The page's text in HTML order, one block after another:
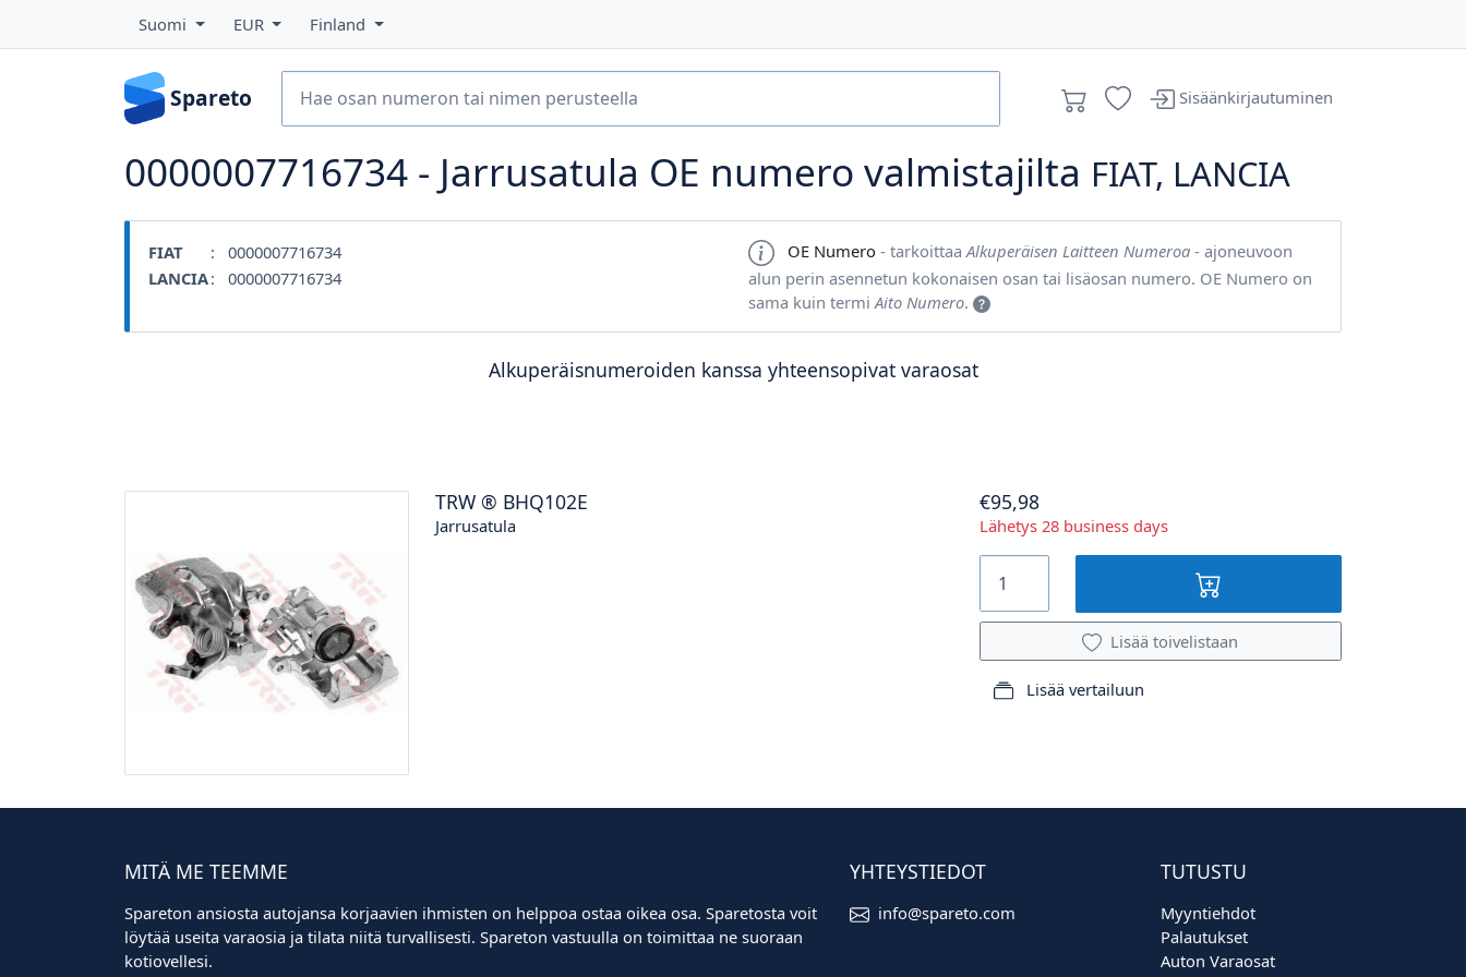
Suomi EUR Finland
Spareto Sisäänkirjautuminen
0000007716734 - Jarrusatula OE numero valmistajilta FIAT, LANCIA
FIAT
: 0000007716734
LANCIA: 0000007716734
OE Numero - tarkoittaa Alkuperäisen Laitteen Numeroa - ajoneuvoon
alun perin asennetun kokonaisen osan tai lisäosan numero. OE Numero on
sama kuin termi Aito Numero.
Alkuperäisnumeroiden kanssa yhteensopivat varaosat
TRW ® BHQ102E
Jarrusatula
€95,98
Lähetys 28 business days
Lisää toivelistaan
Lisää vertailuun
MITÄ ME TEEMME
Spareton ansiosta autojansa korjaavien ihmisten on helppoa ostaa oikea osa. Sparetosta voit
löytää useita varaosia ja tilata niitä turvallisesti. Spareton vastuulla on toimittaa ne suoraan
kotiovellesi.
YHTEYSTIEDOT
info@spareto.com
TUTUSTU
Myyntiehdot
Palautukset
Auton Varaosat